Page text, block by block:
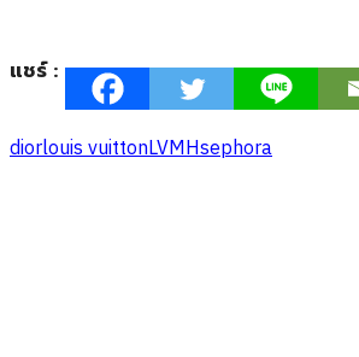
แชร์ :
diorlouis vuittonLVMHsephora